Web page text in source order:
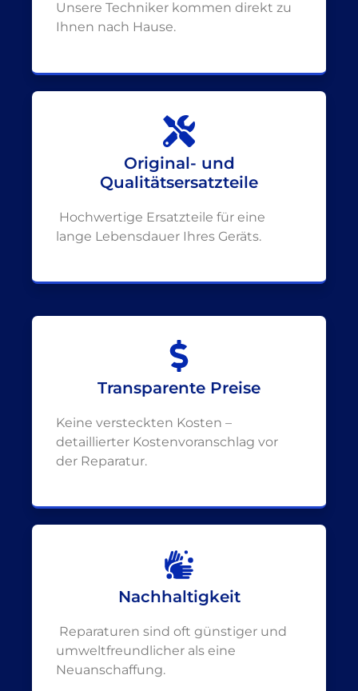
Unsere Techniker kommen direkt zu
Ihnen nach Hause.
Original- und
Qualitätsersatzteile
Hochwertige Ersatzteile für eine
lange Lebensdauer Ihres Geräts.
Transparente Preise
Keine versteckten Kosten –
detaillierter Kostenvoranschlag vor
der Reparatur.
Nachhaltigkeit
Reparaturen sind oft günstiger und
umweltfreundlicher als eine
Neuanschaffung.